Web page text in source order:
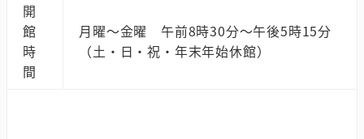
開
館
時
間
月曜～金曜 午前8時30分～午後5時15分
（土・日・祝・年末年始休館）